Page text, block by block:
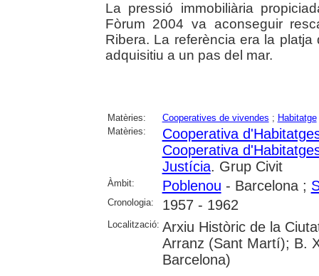
La pressió immobiliària
Fòrum 2004 va aconseguir
Ribera. La referència era la
adquisitiu a un pas del mar.
Matèries: Cooperatives de vivendes ; Habitatge
Matèries:
Cooperativa
Cooperativa
Justícia. Grup Civit
Àmbit: Poblenou - Barcelona ;
Cronologia: 1957 - 1962
Localització: Arxiu Històric de la
Arranz (Sant Martí); B.
Barcelona)